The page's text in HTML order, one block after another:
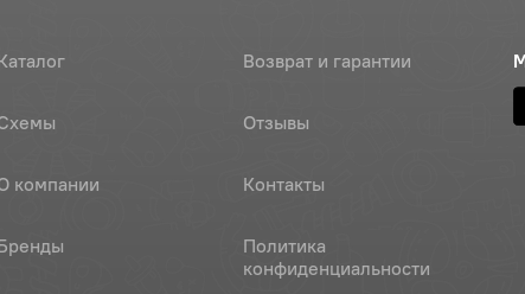
компании
Возврат и гарантии
Отзывы
Контакты
Политика
конфиденциальности